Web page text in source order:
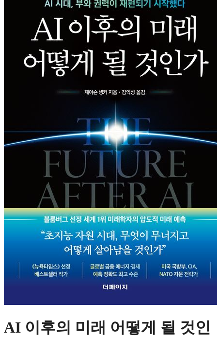
AI 이후의 미래 어떻게 될 것인